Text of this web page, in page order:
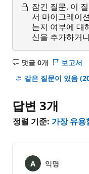
잠긴 질문. 이
서 마이그레이
는지 여부에 대
신을 추가하거
댓글 0개
설
명
음
보고서
같은 질문이 있음
답변 3개
정렬 기준: 가장 유용
익명